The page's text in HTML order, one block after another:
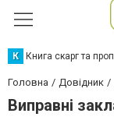
К Книга скарг та
Головна Довідник
Виправні